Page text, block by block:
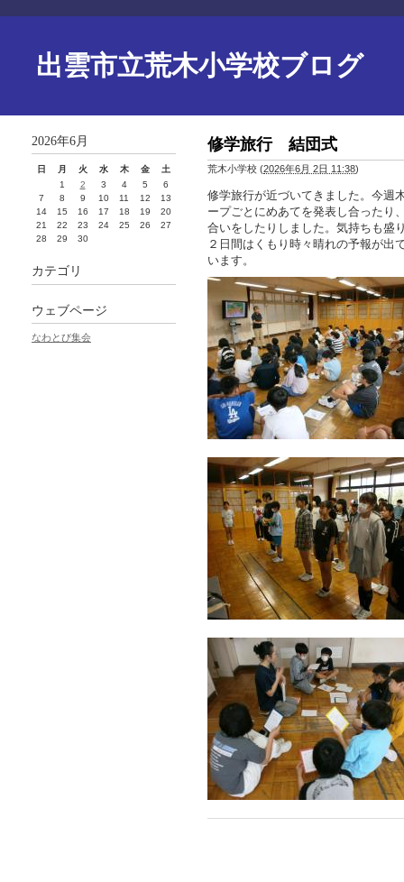
出雲市立荒木小学校ブログ
修学旅行 結団式
荒木小学校 (2026年6月 2日 11:38)
修学旅行が近づいてきました。今週
ープごとにめあてを発表し合ったり
合いをしたりしました。気持ちも盛
２日間はくもり時々晴れの予報が出
います。
2026年6月
日 月 火 水 木 金
土
1
2 3 4 5
6
7
8 9 10 11 12
13
14
15 16 17 18 19
20
21
22 23 24 25 26
27
28
29 30
カテゴリ
ウェブページ
なわとび集会